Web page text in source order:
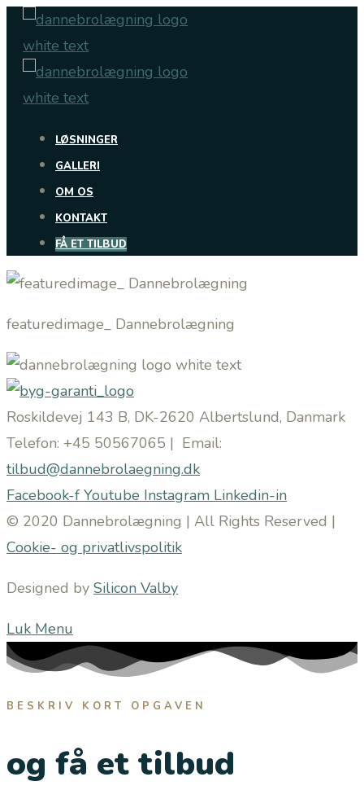
Skip
content
LØSNINGER
GALLERI
OM OS
KONTAKT
FÅ ET TILBUD
featuredimage_ Dannebrolægning
Roskildevej 143 B, DK-2620 Albertslund, Danmark
Telefon: +45 50567065 | Email:
tilbud@dannebrolaegning.dk
Facebook-f Youtube Instagram Linkedin-in
© 2020 Dannebrolægning | All Rights Reserved |
Cookie- og privatlivspolitik
Designed by Silicon Valby
Luk Menu
BESKRIV KORT OPGAVEN
og få et tilbud